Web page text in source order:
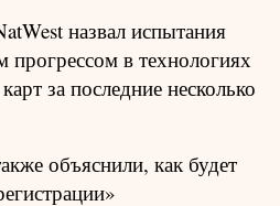
назвал испытания
в технологиях
за последние несколько
объяснили, как будет